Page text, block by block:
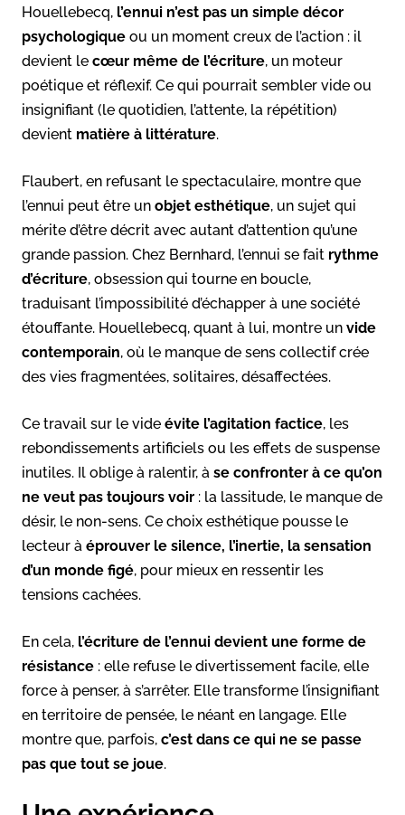
Houellebecq, l’ennui n’est pas un simple décor
psychologique ou un moment creux de l’action : il
devient le cœur même de l’écriture, un moteur
poétique et réflexif. Ce qui pourrait sembler vide ou
insignifiant (le quotidien, l’attente, la répétition)
devient matière à littérature.
Flaubert, en refusant le spectaculaire, montre que
l’ennui peut être un objet esthétique, un sujet qui
mérite d’être décrit avec autant d’attention qu’une
grande passion. Chez Bernhard, l’ennui se fait rythme
d’écriture, obsession qui tourne en boucle,
traduisant l’impossibilité d’échapper à une société
étouffante. Houellebecq, quant à lui, montre un vide
contemporain, où le manque de sens collectif crée
des vies fragmentées, solitaires, désaffectées.
Ce travail sur le vide évite l’agitation factice, les
rebondissements artificiels ou les effets de suspense
inutiles. Il oblige à ralentir, à se confronter à ce qu’on
ne veut pas toujours voir : la lassitude, le manque de
désir, le non-sens. Ce choix esthétique pousse le
lecteur à éprouver le silence, l’inertie, la sensation
d’un monde figé, pour mieux en ressentir les
tensions cachées.
En cela, l’écriture de l’ennui devient une forme de
résistance : elle refuse le divertissement facile, elle
force à penser, à s’arrêter. Elle transforme l’insignifiant
en territoire de pensée, le néant en langage. Elle
montre que, parfois, c’est dans ce qui ne se passe
pas que tout se joue.